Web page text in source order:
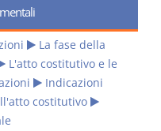
La fase della
L'atto costitutivo e le
Indicazioni
costitutivo